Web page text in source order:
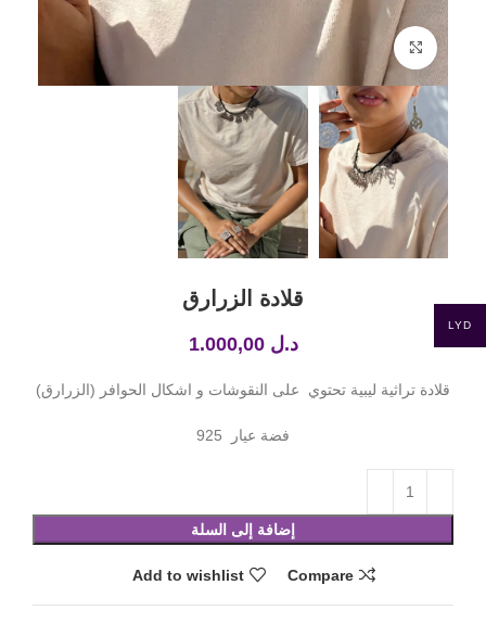
Click to enlarge
قلادة الزرارق
د.ل 1.000,00
قلادة تراثية ليبية تحتوي على النقوشات و اشكال الحوافر (الزرارق)
فضة عيار 925
إضافة إلى السلة
Compare
Add to wishlist
LYD